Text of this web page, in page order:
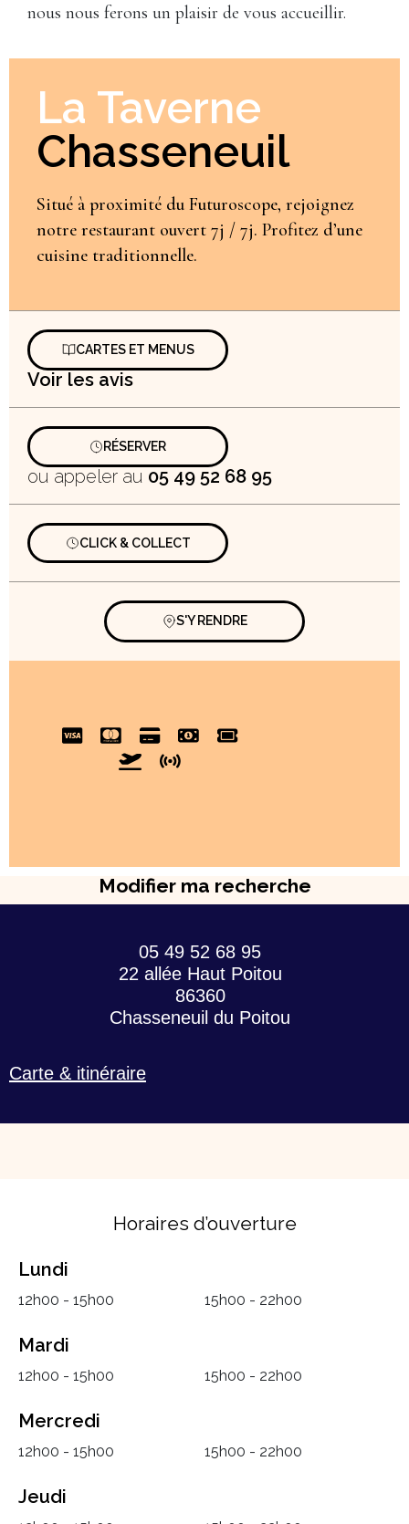
nous nous ferons un plaisir de vous accueillir.
La Taverne
Chasseneuil
Situé à proximité du Futuroscope, rejoignez
notre restaurant ouvert 7j / 7j. Profitez d’une
cuisine traditionnelle.
CARTES ET MENUS
Voir les avis
RÉSERVER
ou appeler au 05 49 52 68 95
CLICK & COLLECT
S'Y RENDRE
Modifier ma recherche
05 49 52 68 95
22 allée Haut Poitou
86360
Chasseneuil du Poitou
Carte & itinéraire
Horaires d’ouverture
Lundi
12h00 - 15h00 15h00 - 22h00
Mardi
12h00 - 15h00 15h00 - 22h00
Mercredi
12h00 - 15h00 15h00 - 22h00
Jeudi